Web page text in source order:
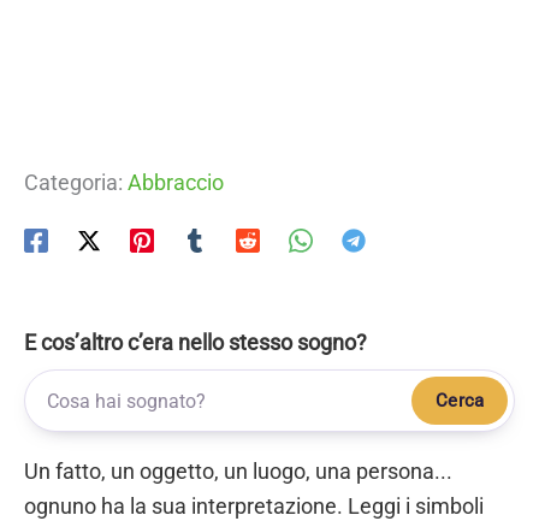
Categoria: Abbraccio
E cos’altro c’era nello stesso sogno?
Cerca
Un fatto, un oggetto, un luogo, una persona...
ognuno ha la sua interpretazione. Leggi i simboli